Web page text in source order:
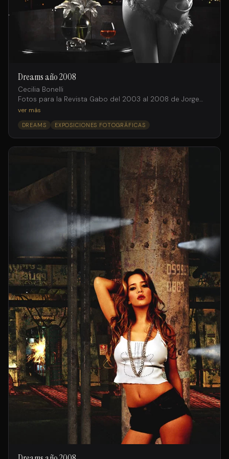
Dreams año 2008
Cecilia Bonelli
Fotos para la Revista Gabo del 2003 al 2008 de Jorge
Salto intervenidas digitalmente por Facundo Iglesias
ver más
DREAMS EXPOSICIONES FOTOGRÁFICAS